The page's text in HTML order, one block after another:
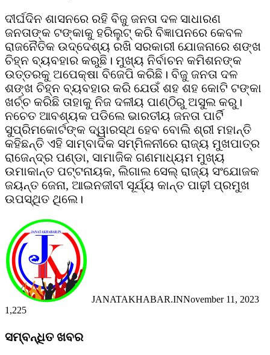
ଦୀର୍ଘଦିନ ଶାସନରେ ରହି ବିଜୁ ଜନତା ଦଳ ସାଧାରଣ
ଜନତାଙ୍କ ଟଙ୍କାକୁ ହରିଲୁଟ୍ କରି ବିଜ୍ଞାପନରେ କେବଳ
ରାଜନୈତିକ ଉଦ୍ଦେଶ୍ୟ ରଖି ସରକାରୀ ଯୋଜନାରେ ଶଙ୍ଖ
ଚିହ୍ନ ବ୍ୟବହାର କରୁଛି। ମୁଖ୍ୟ ନିର୍ବାଚନ କମିଶନଙ୍କ
ଉତ୍ତରକୁ ଅପେକ୍ଷା ବିଜେପି କରିଛି। ବିଜୁ ଜନତା ଦଳ
ଶଙ୍ଖ ଚିହ୍ନ ବ୍ୟବହାର କରି ଯେଉଁ ଶହ ଶହ କୋଟି ଟଙ୍କା
ଖର୍ଚ୍ଚ କରିଛି ତାହାକୁ ନିଜ ଦଳୀୟ ପାଣ୍ଠିରୁ ଅସୁଲ କରୁ।
ନଚେତ ଆବଶ୍ୟକ ପଡିଲେ ଭାରତୀୟ ଜନତା ପାର୍ଟି
ସୁପ୍ରିମକୋର୍ଟଙ୍କ ଦ୍ୱାରସ୍ଥ ହେବ ବୋଲି ଶ୍ରୀ ମହାନ୍ତି
କହିଛନ୍ତି ଏହି ସାମ୍ବାଦିକ ସମ୍ମିଳନୀରେ ରାଜ୍ୟ ମୁଖପାତ୍ର
ରାଜେନ୍ଦ୍ର ପଣ୍ଡା, ସାମାଜିକ ଗଣମାଧ୍ୟମ ମୁଖ୍ୟ
ଉମାକାନ୍ତ ପଟ୍ଟନାୟକ, ଲିଗାଲ ସେଲ୍ ରାଜ୍ୟ ସଂଯୋଜକ
ଜୟନ୍ତ ଜେନା, ଆଇନଜୀବୀ ସୂର୍ଯ୍ୟ କାନ୍ତ ପାଢ଼ୀ ପ୍ରମୁଖ
ଉପସ୍ଥିତ ଥିଲେ।
JANATAKHABAR.INNovember 11, 2023
1,225
ସମ୍ବନ୍ଧିତ ଖବର